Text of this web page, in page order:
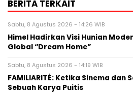
BERITA TERKAIT
Sabtu, 8 Agustus 2026 - 14:26 WIB
Himel Hadirkan Visi Hunian
Global “Dream Home”
Sabtu, 8 Agustus 2026 - 14:19 WIB
FAMILIARITÉ: Ketika Sinema
Sebuah Karya Puitis